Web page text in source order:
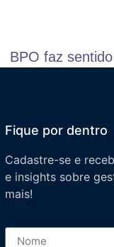
BPO faz
Fique por dentro
Cadastre-se e
e insights sobre
mais!